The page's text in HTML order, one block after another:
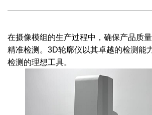
在摄像模组的生产过程中，确保产品质
精准检测。3D轮廓仪以其卓越的检测能
检测的理想工具。